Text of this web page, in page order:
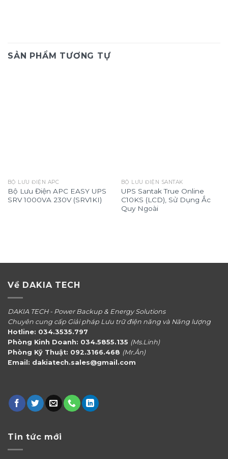
SẢN PHẨM TƯƠNG TỰ
BỘ LƯU ĐIỆN APC
Bộ Lưu Điện APC EASY UPS
SRV 1000VA 230V (SRV1KI)
BỘ LƯU ĐIỆN SANTAK
UPS Santak True Online
C10KS (LCD), Sử Dụng Ắc
Quy Ngoài
Về DAKIA TECH
DAKIA TECH - Power Backup & Energy Solutions
Chuyên cung cấp Giải pháp Lưu trữ điện năng và Năng lượng
Hotline: 034.3535.797
Phòng Kinh Doanh: 034.5855.135 (Ms.Linh)
Phòng Kỹ Thuật: 092.3166.468 (Mr.Ân)
Email: dakiatech.sales@gmail.com
Tin tức mới